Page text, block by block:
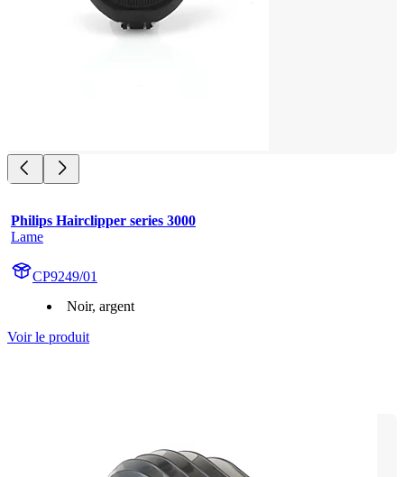
Philips Hairclipper series 3000
Lame
CP9249/01
Noir, argent
Voir le produit